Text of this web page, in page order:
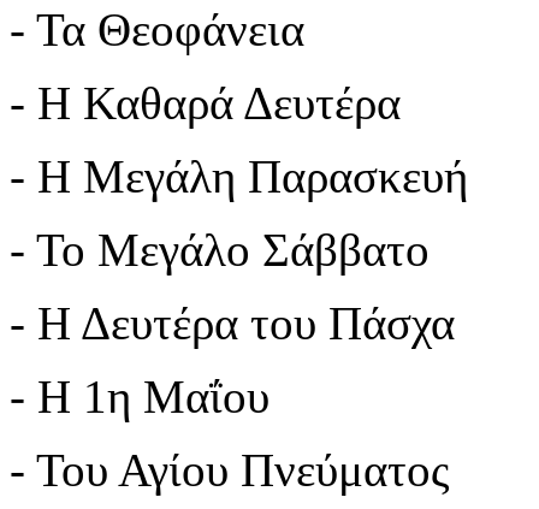
- Τα Θεοφάνεια
- Η Καθαρά Δευτέρα
- Η Μεγάλη Παρασκευή
- Το Μεγάλο Σάββατο
- Η Δευτέρα του Πάσχα
- Η 1η Μαΐου
- Του Αγίου Πνεύματος